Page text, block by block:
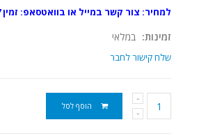
למחיר: צור קשר במייל או בוואטסאפ: זמין 24/7
זמינות: במלאי
שלח קישור לחבר
הוסף לסל